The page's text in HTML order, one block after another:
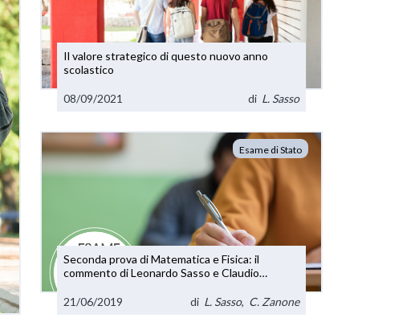
Il valore strategico di questo nuovo anno
scolastico
08/09/2021 di L. Sasso
Esame di Stato
Seconda prova di Matematica e Fisica: il
commento di Leonardo Sasso e Claudio
21/06/2019
di L. Sasso, C. Zanone